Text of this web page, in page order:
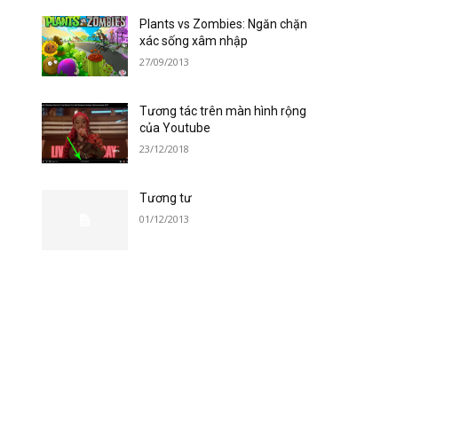
Plants vs Zombies: Ngăn chặn
xác sống xâm nhập
27/09/2013
Tương tác trên màn hình rộng
của Youtube
23/12/2018
Tương tư
01/12/2013